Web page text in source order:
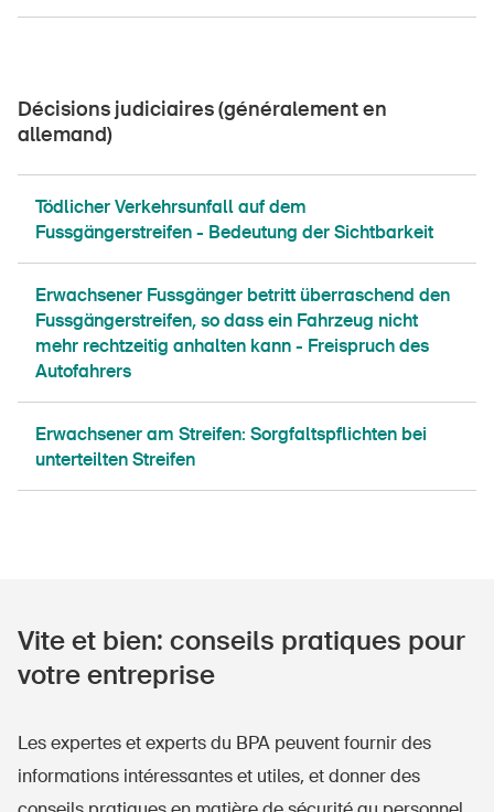
Décisions judiciaires (généralement en
allemand)
Tödlicher Verkehrsunfall auf dem
Fussgängerstreifen - Bedeutung der Sichtbarkeit
Erwachsener Fussgänger betritt überraschend den
Fussgängerstreifen, so dass ein Fahrzeug nicht
mehr rechtzeitig anhalten kann - Freispruch des
Autofahrers
Erwachsener am Streifen: Sorgfaltspflichten bei
unterteilten Streifen
Vite et bien: conseils pratiques pour
votre entreprise
Les expertes et experts du BPA peuvent fournir des
informations intéressantes et utiles, et donner des